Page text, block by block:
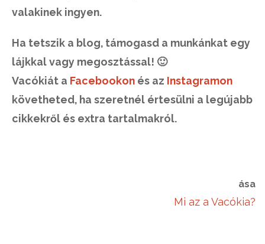
valakinek ingyen.
Ha tetszik a blog, támogasd a munkánkat egy
lájkkal vagy megosztással! 🙂
Vacókiát a Facebookon és az Instagramon
követheted, ha szeretnél értesülni a legújabb
cikkekről és extra tartalmakról.
ása
Mi az a Vacókia?